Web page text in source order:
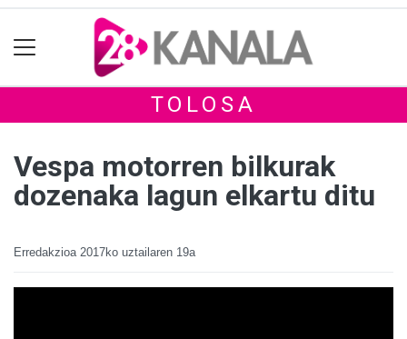
TOLOSA
Vespa motorren bilkurak
dozenaka lagun elkartu ditu
Erredakzioa 2017ko uztailaren 19a